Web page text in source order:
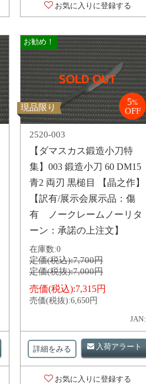
お気に入りに登録する
お勧め！
現品限り
5%
OFF
2520-003
【ダマスカス鍛造小刀特
集】003 鍛造小刀 60 DM15
青2 両刃 黒槌目 【晶之作】
【訳有/展示会展示品：傷
有 ノークレームノーリタ
ーン：承諾の上注文】
在庫数:0
定価(税込):7,700円
定価(税抜):7,000円
売価(税込):7,315円
売価(税抜):6,650円
JAN:
詳細をみる 入荷アラート
お気に入りに登録する